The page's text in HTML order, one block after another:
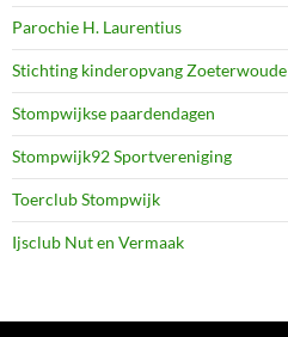
Parochie H. Laurentius
Stichting kinderopvang Zoeterwoude
Stompwijkse paardendagen
Stompwijk92 Sportvereniging
Toerclub Stompwijk
Ijsclub Nut en Vermaak